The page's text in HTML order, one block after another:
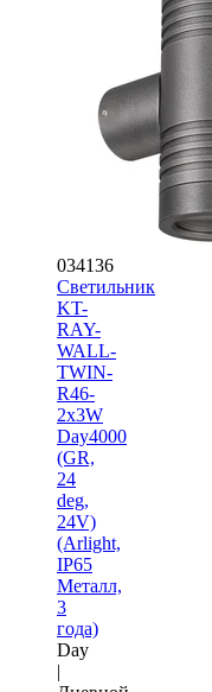
034136
Светильник
KT-
RAY-
WALL-
TWIN-
R46-
2x3W
Day4000
(GR,
24
deg,
24V)
(Arlight,
IP65
Металл,
3
года)
Day
|